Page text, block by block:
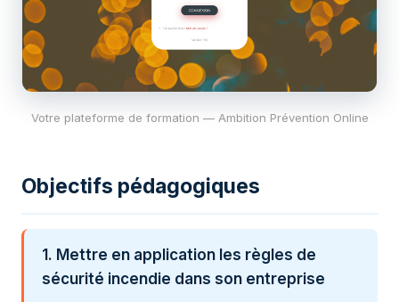
Votre plateforme de formation — Ambition Prévention Online
Objectifs pédagogiques
1. Mettre en application les règles de
sécurité incendie dans son entreprise